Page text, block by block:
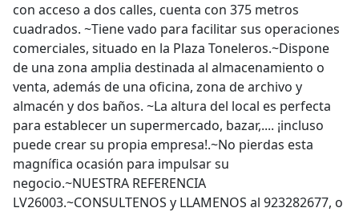
con acceso a dos calles, cuenta con 375 metros
cuadrados. ~Tiene vado para facilitar sus operaciones
comerciales, situado en la Plaza Toneleros.~Dispone
de una zona amplia destinada al almacenamiento o
venta, además de una oficina, zona de archivo y
almacén y dos baños. ~La altura del local es perfecta
para establecer un supermercado, bazar,.... ¡incluso
puede crear su propia empresa!.~No pierdas esta
magnífica ocasión para impulsar su
negocio.~NUESTRA REFERENCIA
LV26003.~CONSULTENOS y LLAMENOS al 923282677, o